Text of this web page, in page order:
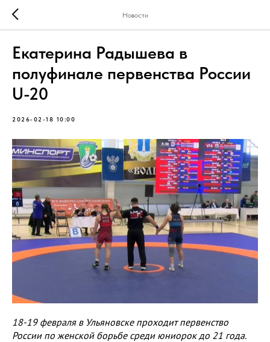
Новости
Екатерина Радышева в
полуфинале первенства России
U-20
2026-02-18 10:00
18-19 февраля в Ульяновске проходит первенство
России по женской борьбе среди юниорок до 21 года.